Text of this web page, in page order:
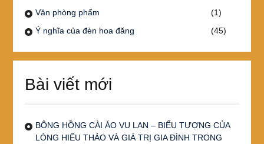
Văn phòng phẩm
(1)
Ý nghĩa của đèn hoa đăng
(45)
Bài viết mới
BÔNG HỒNG CÀI ÁO VU LAN – BIỂU TƯỢNG CỦA
LÒNG HIẾU THẢO VÀ GIÁ TRỊ GIA ĐÌNH TRONG